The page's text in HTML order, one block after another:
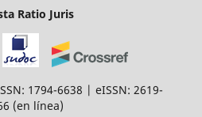
Ratio Juris
1794-6638 | eISSN: 2619-
(en línea)